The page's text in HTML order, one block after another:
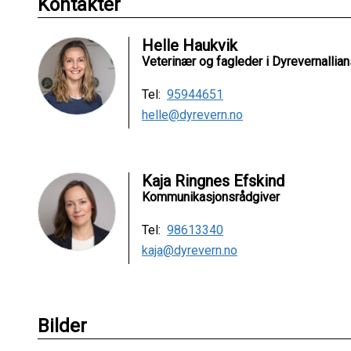
Kontakter
Helle Haukvik
Veterinær og fagleder i
Tel: 95944651
helle@dyrevern.no
Kaja Ringnes Efskind
Kommunikasjonsrådgiver
Tel: 98613340
kaja@dyrevern.no
Bilder